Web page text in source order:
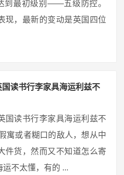
到最初级别——五级防控。
现，最新的变动是英国四位
读书行李家具海运利兹不
国读书行李家具海运利兹不
寓或者糊口的敌人，想从中
件货，然而又不知道怎么寄
不太懂，有的 ...